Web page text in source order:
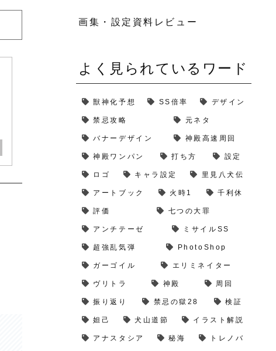
画集・設定資料レビュー
よく見られているワード
獣神化予想 SS倍率 デザイン
禁忌攻略 元ネタ
バナーデザイン 神殿高速周回
神殿ワンパン 打ち方 設定
ロゴ キャラ設定 里見八犬伝
アートブック 火時1 千利休
評価 七つの大罪
アンチテーゼ ミサイルSS
超強乱気弾 PhotoShop
ガーゴイル エリミネイター
ヴリトラ 神殿 周回
振り返り 禁忌の獄28 検証
妲己 犬山道節 イラスト解説
アナスタシア 秘海 トレノバ